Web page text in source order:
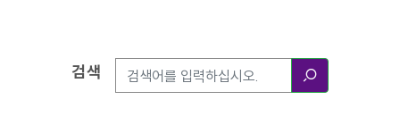
검색옵션
검색